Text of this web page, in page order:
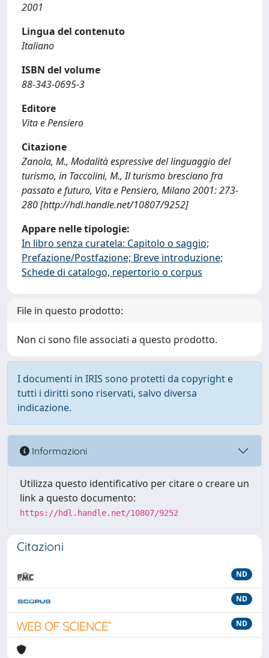
2001
Lingua del contenuto
Italiano
ISBN del volume
88-343-0695-3
Editore
Vita e Pensiero
Citazione
Zanola, M., Modalità espressive del linguaggio del
turismo, in Taccolini, M., Il turismo bresciano fra
passato e futuro, Vita e Pensiero, Milano 2001: 273-
280 [http://hdl.handle.net/10807/9252]
Appare nelle tipologie:
In libro senza curatela: Capitolo o saggio;
Prefazione/Postfazione; Breve introduzione;
Schede di catalogo, repertorio o corpus
File in questo prodotto:
Non ci sono file associati a questo prodotto.
I documenti in IRIS sono protetti da copyright e
tutti i diritti sono riservati, salvo diversa
indicazione.
Informazioni
Utilizza questo identificativo per citare o creare un
link a questo documento:
https://hdl.handle.net/10807/9252
Citazioni
ND
ND
ND